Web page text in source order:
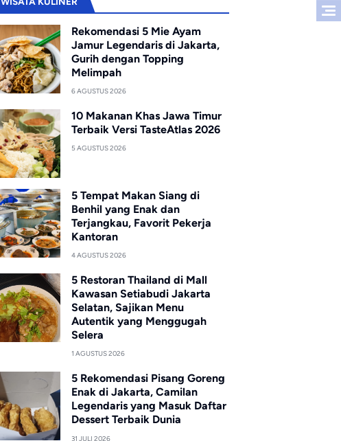
Rekomendasi 5 Mie Ayam
Jamur Legendaris di Jakarta,
Gurih dengan Topping
Melimpah
6 AGUSTUS 2026
10 Makanan Khas Jawa Timur
Terbaik Versi TasteAtlas 2026
5 AGUSTUS 2026
5 Tempat Makan Siang di
Benhil yang Enak dan
Terjangkau, Favorit Pekerja
Kantoran
4 AGUSTUS 2026
5 Restoran Thailand di Mall
Kawasan Setiabudi Jakarta
Selatan, Sajikan Menu
Autentik yang Menggugah
Selera
1 AGUSTUS 2026
5 Rekomendasi Pisang Goreng
Enak di Jakarta, Camilan
Legendaris yang Masuk Daftar
Dessert Terbaik Dunia
31 JULI 2026